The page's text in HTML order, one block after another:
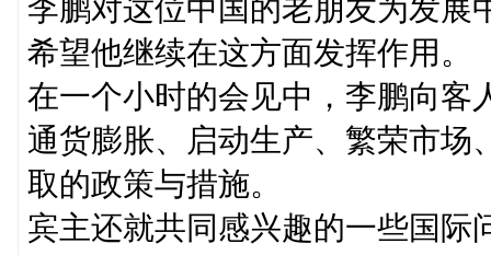
李鹏对这位中国的老朋友为发展
希望他继续在这方面发挥作用。
在一个小时的会见中，李鹏向客
通货膨胀、启动生产、繁荣市场
取的政策与措施。
宾主还就共同感兴趣的一些国际